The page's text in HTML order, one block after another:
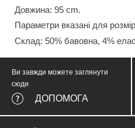
Довжина: 95 cm.
Параметри вказані для
Склад: 50% бавовна, 4%
Ви завжди можете заглянути
сюди
ДОПОМОГА